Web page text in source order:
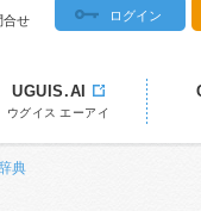
合せ ログイン
UGUIS.AI
ウグイス エーアイ
典